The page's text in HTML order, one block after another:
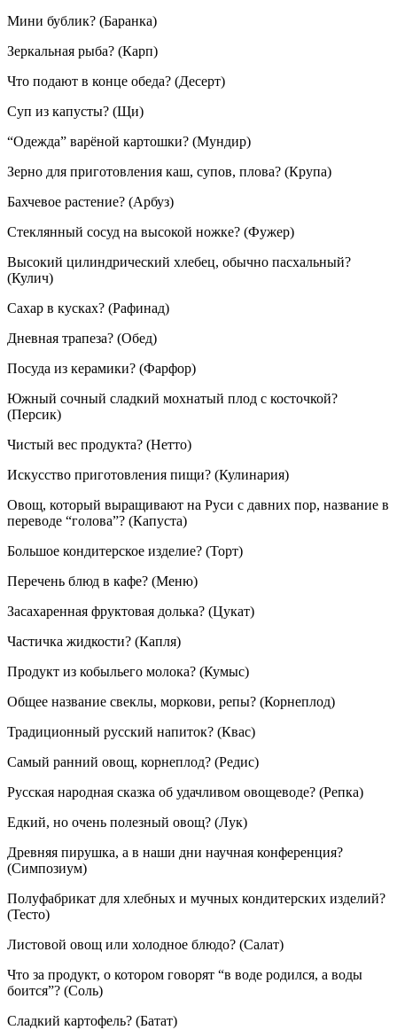
Мини бублик? (Баранка)
Зеркальная рыба? (Карп)
Что подают в конце обеда? (Десерт)
Суп из капусты? (Щи)
“Одежда” варёной картошки? (Мундир)
Зерно для приготовления каш, супов, плова? (Крупа)
Бахчевое растение? (Арбуз)
Стеклянный сосуд на высокой ножке? (Фужер)
Высокий цилиндрический хлебец, обычно пасхальный?
(Кулич)
Сахар в кусках? (Рафинад)
Дневная трапеза? (Обед)
Посуда из керамики? (Фарфор)
Южный сочный сладкий мохнатый плод с косточкой?
(Персик)
Чистый вес продукта? (Нетто)
Искусство приготовления пищи? (Кулинария)
Овощ, который выращивают на Руси с давних пор, название в
переводе “голова”? (Капуста)
Большое кондитерское изделие? (Торт)
Перечень блюд в кафе? (Меню)
Засахаренная фруктовая долька? (Цукат)
Частичка жидкости? (Капля)
Продукт из кобыльего молока? (Кумыс)
Общее название свеклы, моркови, репы? (Корнеплод)
Традиционный русский напиток? (Квас)
Самый ранний овощ, корнеплод? (Редис)
Русская народная сказка об удачливом овощеводе? (Репка)
Едкий, но очень полезный овощ? (Лук)
Древняя пирушка, а в наши дни научная конференция?
(Симпозиум)
Полуфабрикат для хлебных и мучных кондитерских изделий?
(Тесто)
Листовой овощ или холодное блюдо? (Салат)
Что за продукт, о котором говорят “в воде родился, а воды
боится”? (Соль)
Сладкий картофель? (Батат)